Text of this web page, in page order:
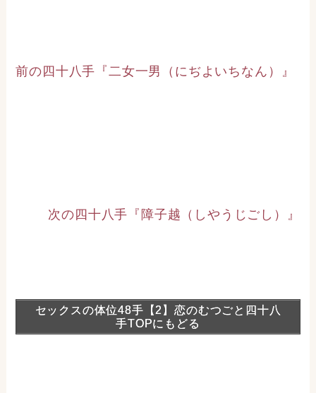
前の四十八手『二女一男（にぢよいちなん）』
次の四十八手『障子越（しやうじごし）』
セックスの体位48手【2】恋のむつごと四十八
手TOPにもどる